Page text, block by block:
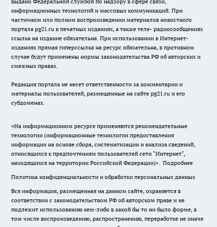
информационных технологий и массовых коммуникаций. При
частичном или полном воспроизведении материалов новостного
портала pg21.ru в печатных изданиях, а также теле- радиосообщениях
ссылка на издание обязательна. При использовании в Интернет-
изданиях прямая гиперссылка на ресурс обязательна, в противном
случае будут применены нормы законодательства РФ об авторских и
смежных правах.
Редакция портала не несет ответственности за комментарии и
материалы пользователей, размещенные на сайте pg21.ru и его
субдоменах.
«На информационном ресурсе применяются рекомендательные
технологии (информационные технологии предоставления
информации на основе сбора, систематизации и анализа сведений,
относящихся к предпочтениям пользователей сети "Интернет",
находящихся на территории Российской Федерации)». Подробнее
Политика конфиденциальности и обработки персональных данных
Вся информация, размещенная на данном сайте, охраняется в
соответствии с законодательством РФ об авторском праве и не
подлежит использованию кем-либо в какой бы то ни было форме, в
том числе воспроизведению, распространению, переработке не иначе